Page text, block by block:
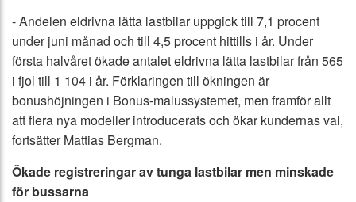
- Andelen eldrivna lätta lastbilar uppgick till 7,1 procent
under juni månad och till 4,5 procent hittills i år. Under
första halvåret ökade antalet eldrivna lätta lastbilar från 565
i fjol till 1 104 i år. Förklaringen till ökningen är
bonushöjningen i Bonus-malussystemet, men framför allt
att flera nya modeller introducerats och ökar kundernas val,
fortsätter Mattias Bergman.
Ökade registreringar av tunga lastbilar men minskade
för bussarna